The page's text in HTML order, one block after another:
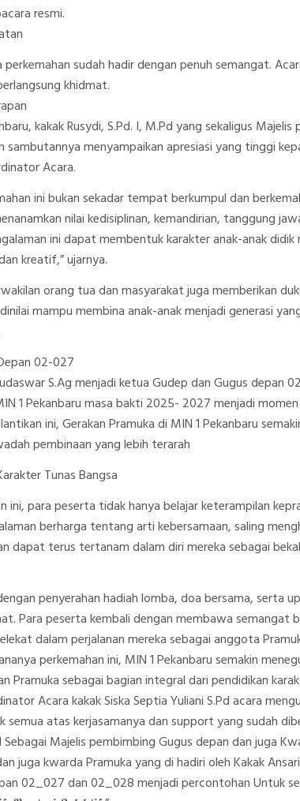
resmi.
sudah hadir dengan penuh semangat.
khidmat.
kakak Rusydi, S.Pd. I, M.Pd yang sekaligus
sambutannya menyampaikan apresiasi yang tinggi
Acara.
ini bukan sekadar tempat berkumpul dan
nilai kedisiplinan, kemandirian, tanggung
ini dapat membentuk karakter anak-anak
kreatif,” ujarnya.
orang tua dan masyarakat juga memberikan
mampu membina anak-anak menjadi generasi
02-027
S.Ag menjadi ketua Gudep dan Gugus depan
1 Pekanbaru masa bakti 2025- 2027 menjadi
ini, Gerakan Pramuka di MIN 1 Pekanbaru
pembinaan yang lebih terarah
Tunas Bangsa
ini, para peserta tidak hanya belajar keterampilan
berharga tentang arti kebersamaan, saling
dapat terus tertanam dalam diri mereka sebagai
penyerahan hadiah lomba, doa bersama, serta
Para peserta kembali dengan membawa semangat
dalam perjalanan mereka sebagai anggota
perkemahan ini, MIN 1 Pekanbaru semakin
Pramuka sebagai bagian integral dari pendidikan
Acara kakak Siska Septia Yuliani S.Pd acara
semua atas kerjasamanya dan support yang sudah
Sebagai Majelis pembimbing Gugus depan dan juga
juga kwarda Pramuka yang di hadiri oleh Kakak
02_027 dan 02_028 menjadi percontohan Untuk